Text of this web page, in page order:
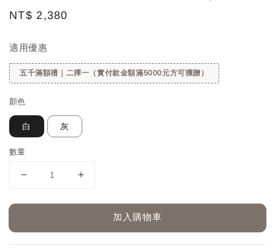
Regular
NT$ 2,380
適用優惠
五千滿額禮｜二擇一（實付款金額滿5000元方可獲贈）
顏色
白 灰
數量
加入購物車